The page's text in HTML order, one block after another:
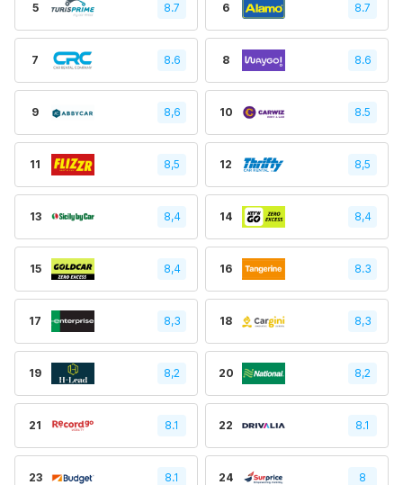
5 8.7 6 8.7
7 8.6 8 8.6
9 8,6 10 8.5
11 8,5 12 8,5
13 8,4 14 8,4
15 8,4 16 8.3
17 8,3 18 8,3
19 8,2 20 8,2
21 8.1 22 8.1
23 8.1 24 8